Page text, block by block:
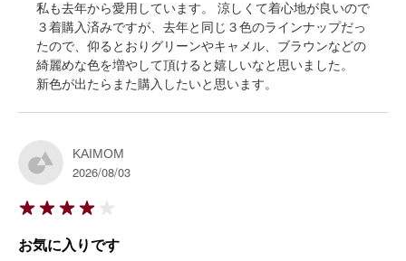
私も去年から愛用しています。 涼しくて着心地が良いので
３着購入済みですが、去年と同じ３色のラインナップだっ
たので、仰るとおりグリーンやキャメル、ブラウンなどの
綺麗めな色を増やして頂けると嬉しいなと思いました。
新色が出たらまた購入したいと思います。
KAIMOM
2026/08/03
お気に入りです